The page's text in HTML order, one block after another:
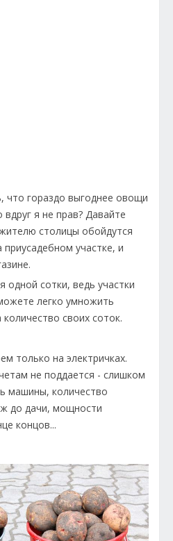
что гораздо выгоднее овощи
я не прав? Давайте
столицы обойдутся
участке, и
одной сотки, ведь участки
легко умножить
своих соток.
только на электричках.
не поддается - слишком
машины, количество
до дачи, мощности
концов...